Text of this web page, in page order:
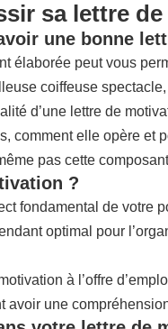
sa lettre
une bonne
élaborée peut vous
coiffeuse
d’une lettre de
comment elle opère
pas cette
?
fondamental de votre
optimal pour
à l’offre
avoir une